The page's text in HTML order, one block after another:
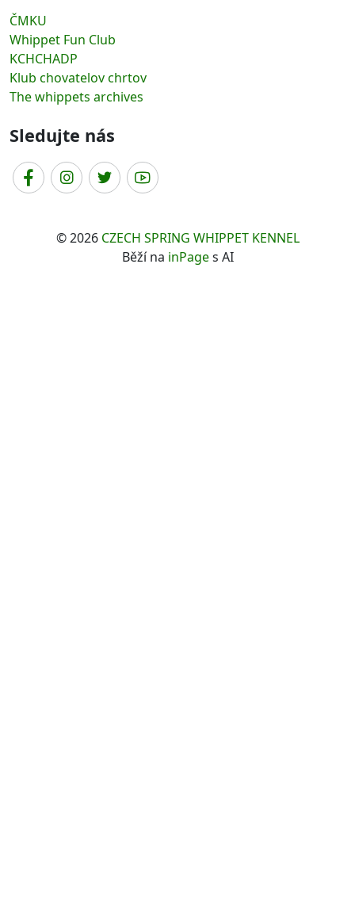
ČMKU
Whippet Fun Club
KCHCHADP
Klub chovatelov chrtov
The whippets archives
Sledujte nás
© 2026 CZECH SPRING WHIPPET KENNEL
Běží na inPages AI